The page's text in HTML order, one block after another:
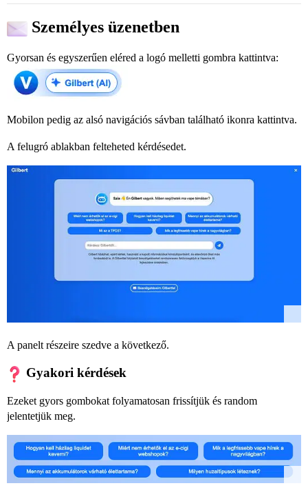
Személyes üzenetben
Gyorsan és egyszerűen eléred a logó melletti gombra kattintva:
Mobilon pedig az alsó navigációs sávban található ikonra kattintva.
A felugró ablakban felteheted kérdésedet.
A panelt részeire szedve a következő.
Gyakori kérdések
Ezeket gyors gombokat folyamatosan frissítjük és random
jelentetjük meg.